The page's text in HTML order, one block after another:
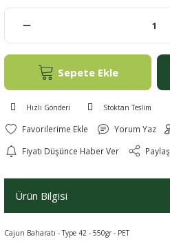
Sepete Ekle
Hızlı Gönderi Stoktan Teslim
Yorum Yaz
Fiyatı Düşünce Haber Ver
Paylaş
Ürün Bilgisi
Cajun Baharatı - Type 42 - 550gr - PET